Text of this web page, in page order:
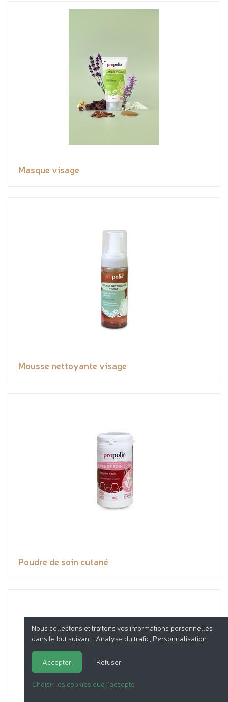
Masque visage
Mousse nettoyante visage
Poudre de soin cutané
Nous collectons et traitons vos informations personnelles
dans le but suivant : Analyse du trafic, Personnalisation
Accepter Refuser
Choisir les cookies que j'accepte